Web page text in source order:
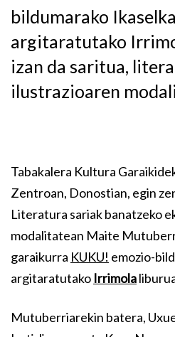
bildumarako
argitaratutako
izan da saritua,
ilustrazioaren
Tabakalera Kultura
Zentroan, Donostian, egin
Literatura sariak banatzeko
modalitatean Maite
garaikurra KUKU! emozio-
argitaratutako Irrimola
Mutuberriarekin batera,